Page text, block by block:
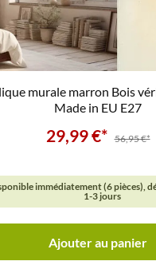
murale marron Bois
Made in EU E27
29,99 €* 56,95 €*
immédiatement (6 pièces),
1-3 jours
Ajouter au panier